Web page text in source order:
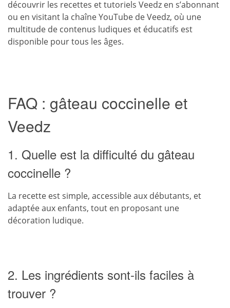
découvrir les recettes et tutoriels Veedz en s’abonnant
ou en visitant la chaîne YouTube de Veedz, où une
multitude de contenus ludiques et éducatifs est
disponible pour tous les âges.
FAQ : gâteau coccinelle et
Veedz
1. Quelle est la difficulté du gâteau
coccinelle ?
La recette est simple, accessible aux débutants, et
adaptée aux enfants, tout en proposant une
décoration ludique.
2. Les ingrédients sont-ils faciles à
trouver ?